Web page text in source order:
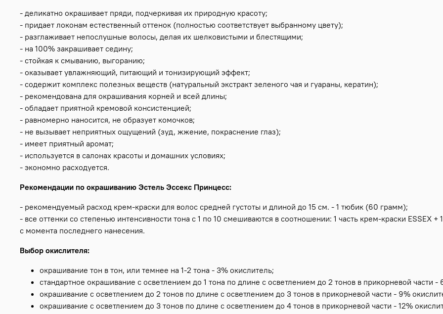
- деликатно окрашивает пряди, подчеркивая их природную красоту;
- придает локонам естественный оттенок (полностью соответствует выбранному цвету);
- разглаживает непослушные волосы, делая их шелковистыми и блестящими;
- на 100% закрашивает седину;
- стойкая к смыванию, выгоранию;
- оказывает увлажняющий, питающий и тонизирующий эффект;
- содержит комплекс полезных веществ (натуральный экстракт зеленого чая и гуараны, кератин);
- рекомендована для окрашивания корней и всей длины;
- обладает приятной кремовой консистенцией;
- равномерно наносится, не образует комочков;
- не вызывает неприятных ощущений (зуд, жжение, покраснение глаз);
- имеет приятный аромат;
- используется в салонах красоты и домашних условиях;
- экономно расходуется.
Рекомендации по окрашиванию Эстель Эссекс Принцесс:
- рекомендуемый расход крем-краски для волос средней густоты и длиной до 15 см. - 1 тюбик (60 грамм);
- все оттенки со степенью интенсивности тона с 1 по 10 смешиваются в соотношении: 1 часть крем-краски ESSEX +
с момента последнего нанесения.
Выбор окислителя:
окрашивание тон в тон, или темнее на 1-2 тона - 3% окислитель;
стандартное окрашивание с осветлением до 1 тона по длине с осветлением до 2 тонов в прикорневой части -
окрашивание с осветлением до 2 тонов по длине с осветлением до 3 тонов в прикорневой части - 9%
окрашивание с осветлением до 3 тонов по длине с осветлением до 4 тонов в прикорневой части - 12%